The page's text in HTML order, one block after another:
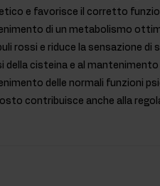
e favorisce il corretto
di un metabolismo
rossi e riduce la sensazione
della cisteina e al
delle normali funzioni
contribuisce anche alla